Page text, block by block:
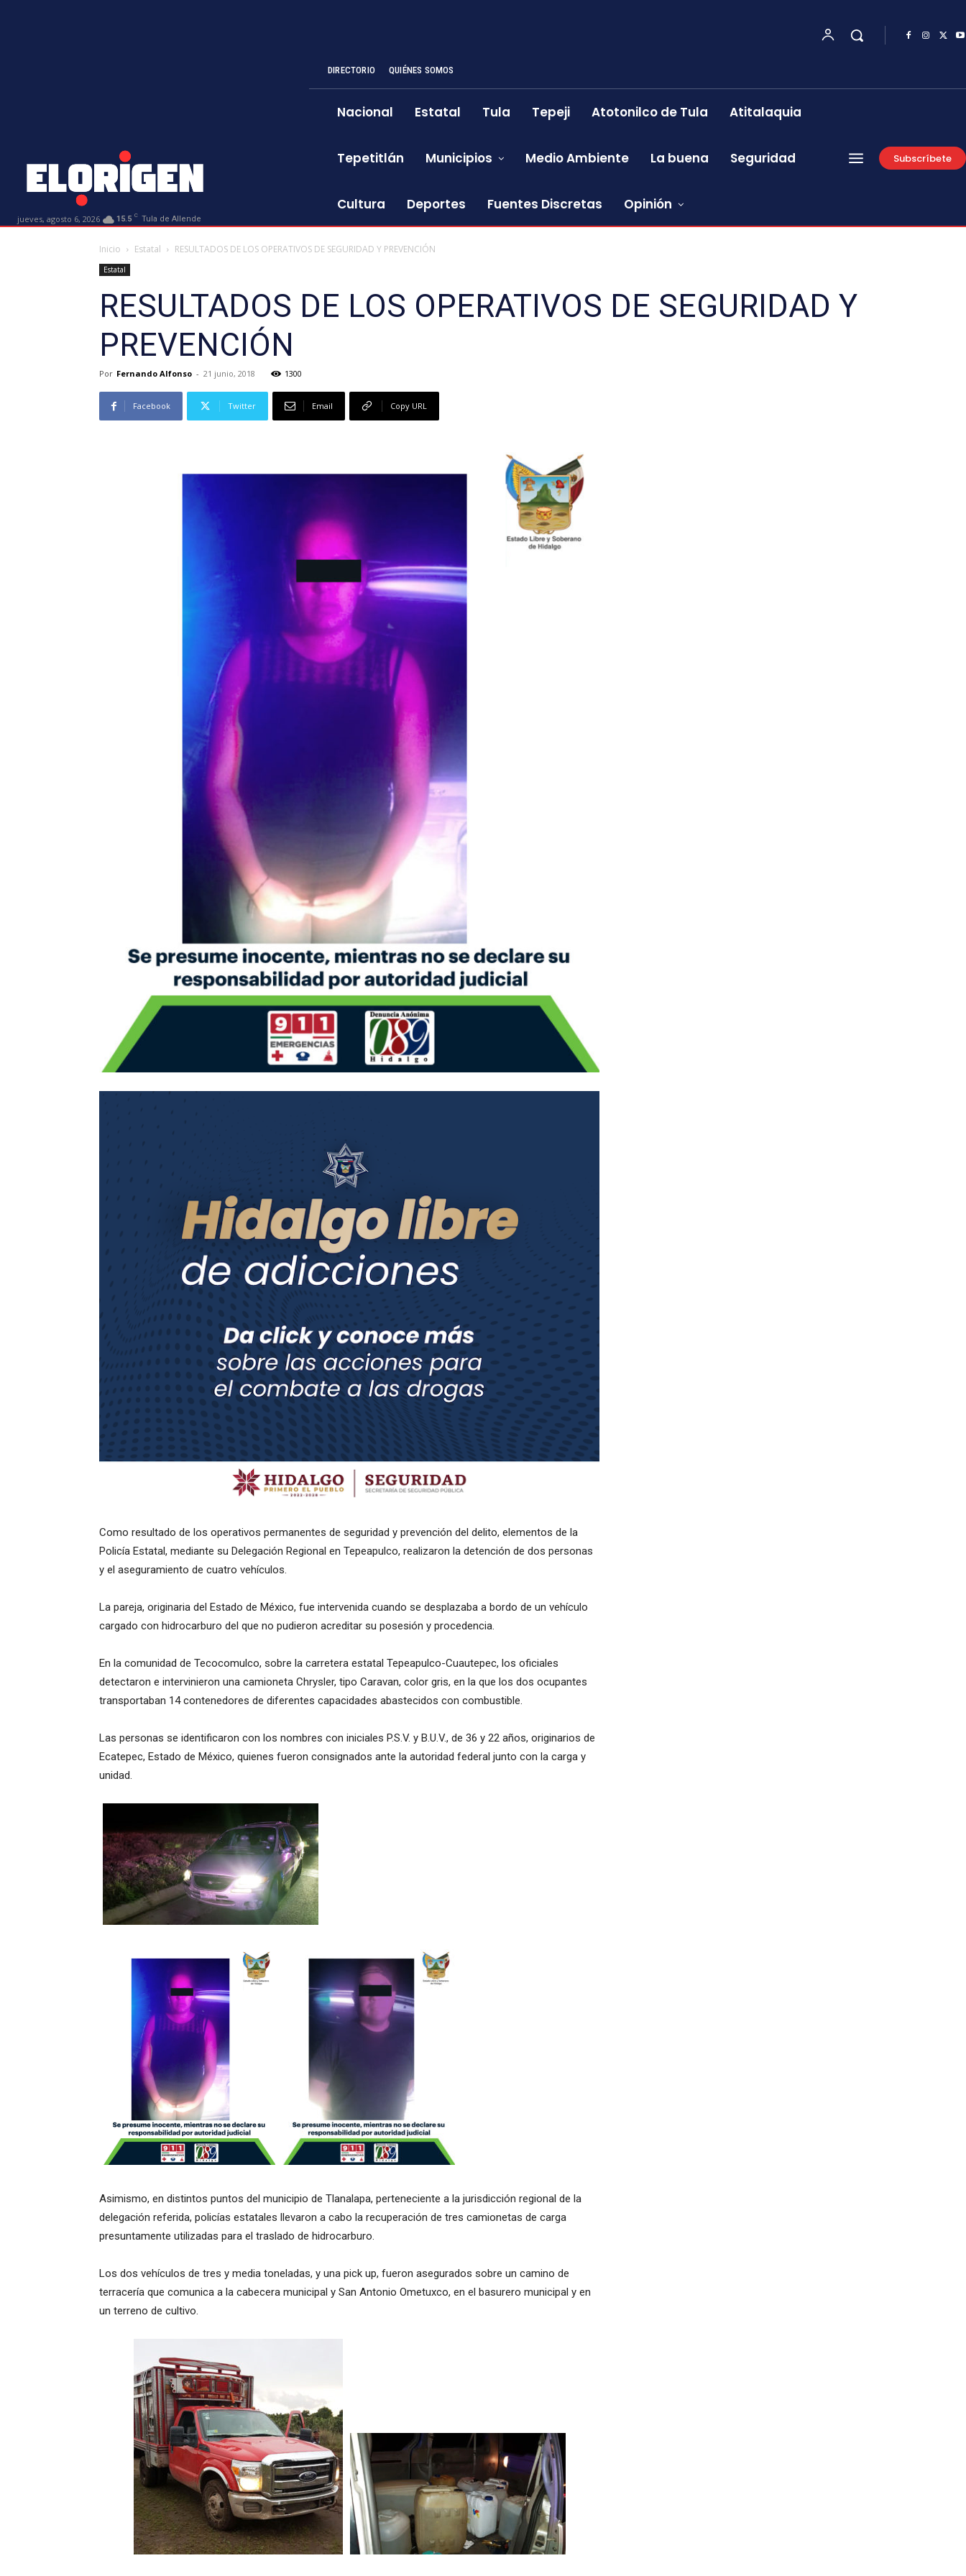
jueves, agosto 6, 2026 15.5 C Tula de Allende
DIRECTORIO QUIÉNES SOMOS
Nacional Estatal Tula Tepeji Atotonilco de Tula Atitalaquia
Tepetitlán Municipios Medio Ambiente La buena Seguridad
Cultura Deportes Fuentes Discretas Opinión
Subscríbete
Inicio Estatal RESULTADOS DE LOS OPERATIVOS DE SEGURIDAD Y PREVENCIÓN
Estatal
RESULTADOS DE LOS OPERATIVOS DE SEGURIDAD Y
PREVENCIÓN
Por Fernando Alfonso - 21 junio, 2018 1300
Facebook Twitter Email Copy URL
Como resultado de los operativos permanentes de seguridad y prevención del delito, elementos de la
Policía Estatal, mediante su Delegación Regional en Tepeapulco, realizaron la detención de dos personas
y el aseguramiento de cuatro vehículos.
La pareja, originaria del Estado de México, fue intervenida cuando se desplazaba a bordo de un vehículo
cargado con hidrocarburo del que no pudieron acreditar su posesión y procedencia.
En la comunidad de Tecocomulco, sobre la carretera estatal Tepeapulco-Cuautepec, los oficiales
detectaron e intervinieron una camioneta Chrysler, tipo Caravan, color gris, en la que los dos ocupantes
transportaban 14 contenedores de diferentes capacidades abastecidos con combustible.
Las personas se identificaron con los nombres con iniciales P.S.V. y B.U.V., de 36 y 22 años, originarios de
Ecatepec, Estado de México, quienes fueron consignados ante la autoridad federal junto con la carga y
unidad.
Asimismo, en distintos puntos del municipio de Tlanalapa, perteneciente a la jurisdicción regional de la
delegación referida, policías estatales llevaron a cabo la recuperación de tres camionetas de carga
presuntamente utilizadas para el traslado de hidrocarburo.
Los dos vehículos de tres y media toneladas, y una pick up, fueron asegurados sobre un camino de
terracería que comunica a la cabecera municipal y San Antonio Ometuxco, en el basurero municipal y en
un terreno de cultivo.